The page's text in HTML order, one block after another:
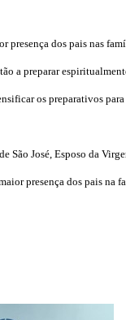
dos pais nas
a preparar
os preparativos
São José, Esposo da
presença dos pais